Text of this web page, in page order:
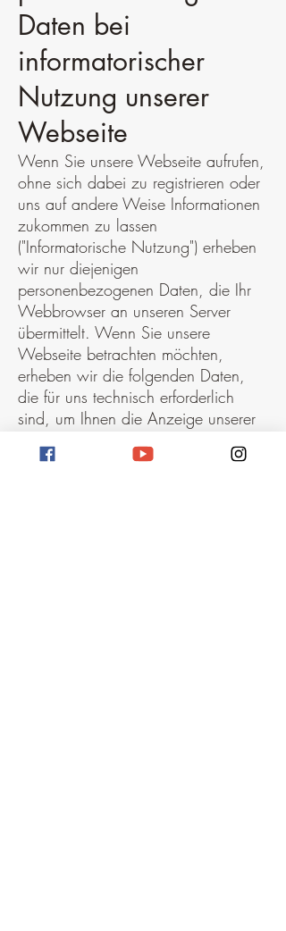
Daten bei
informatorischer
Nutzung unserer
Webseite
Wenn Sie unsere Webseite aufrufen,
ohne sich dabei zu registrieren oder
uns auf andere Weise Informationen
zukommen zu lassen
("Informatorische Nutzung") erheben
wir nur diejenigen
personenbezogenen Daten, die Ihr
Webbrowser an unseren Server
übermittelt. Wenn Sie unsere
Webseite betrachten möchten,
erheben wir die folgenden Daten,
die für uns technisch erforderlich
sind, um Ihnen die Anzeige unserer
Stabilität und Sicherheit zu